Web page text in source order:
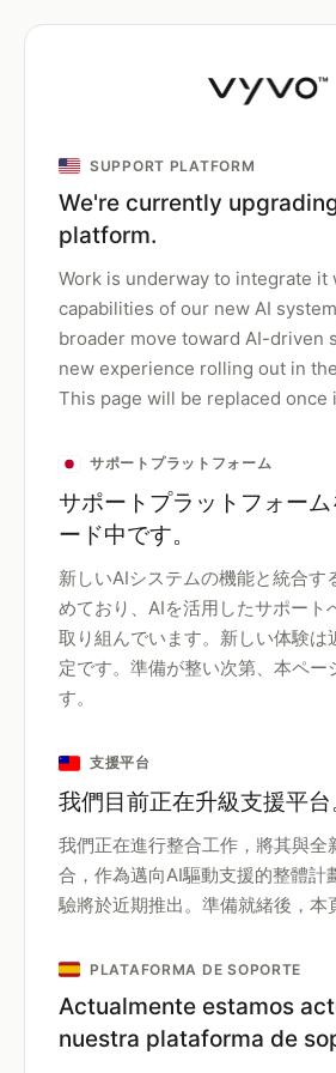
SUPPORT PLATFORM
We're currently
platform.
Work is underway to integrate it
capabilities of our new AI
broader move toward AI-driven
new experience rolling out in
This page will be replaced once
サポートプラットフォーム
サポートプラットフォー
ード中です。
新しいAIシステムの機能と統合す
めており、AIを活用したサポート
取り組んでいます。新しい体験は
定です。準備が整い次第、本ペー
す。
支援平台
我們目前正在升級支援平台
我們正在進行整合工作，將其與全
合，作為邁向AI驅動支援的整體計
驗將於近期推出。準備就緒後，本
PLATAFORMA DE SOPORTE
Actualmente estamos
nuestra plataforma de